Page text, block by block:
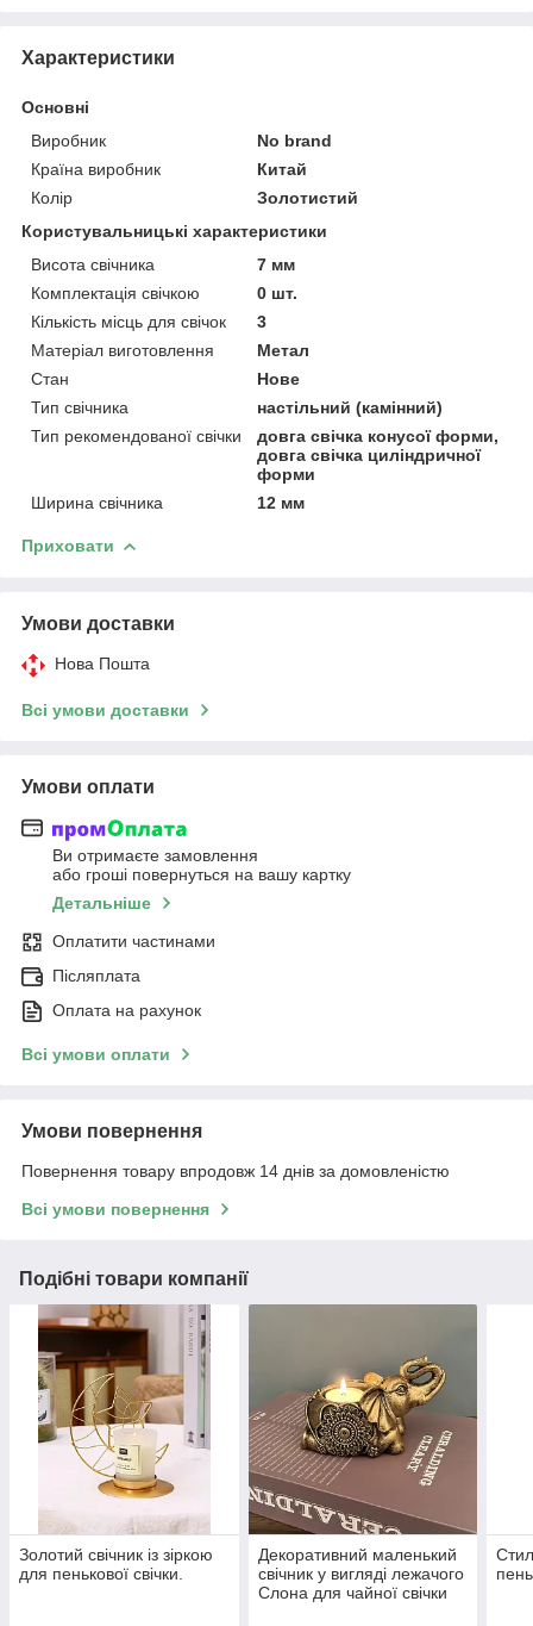
Характеристики
Основні
Виробник
No brand
Країна виробник
Китай
Колір
Золотистий
Користувальницькі характеристики
Висота свічника
7 мм
Комплектація свічкою
0 шт.
Кількість місць для свічок
3
Матеріал виготовлення
Метал
Стан
Нове
Тип свічника
настільний (камінний)
Тип рекомендованої свічки
довга свічка конусої форми,
довга свічка циліндричної
форми
Ширина свічника
12 мм
Приховати
Умови доставки
Нова Пошта
Всі умови доставки
Умови оплати
Ви отримаєте замовлення
або гроші повернуться на вашу картку
Детальніше
Оплатити частинами
Післяплата
Оплата на рахунок
Всі умови оплати
Умови повернення
Повернення товару впродовж 14 днів за домовленістю
Всі умови повернення
Подібні товари компанії
Золотий свічник із зіркою
для пенькової свічки.
Декоративний маленький
свічник у вигляді лежачого
Слона для чайної свічки